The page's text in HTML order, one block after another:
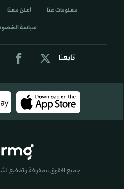
تابعنا
معلومات عنا اعلن معنا
سياسة
جميع الحقوق محفوظة وتخضع